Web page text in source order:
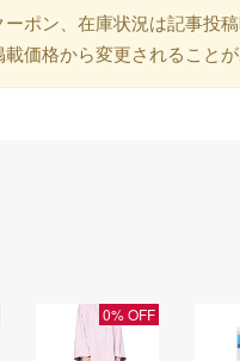
ポン、在庫状況は記事投
価格から変更されること
0% OFF